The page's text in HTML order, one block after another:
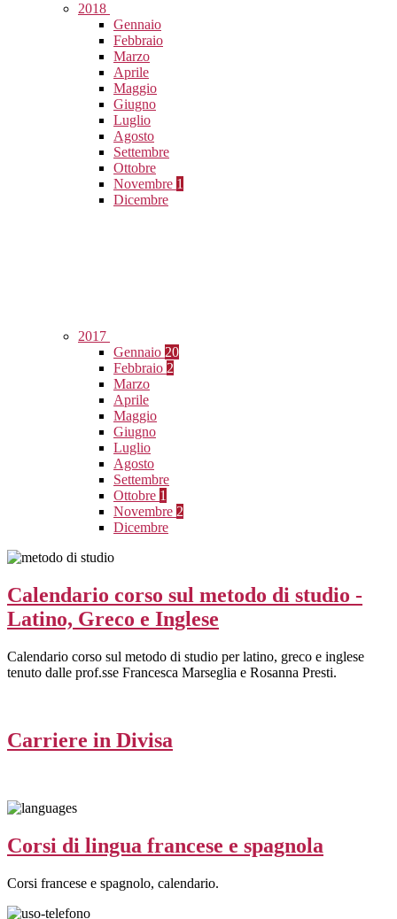
2018
Gennaio
Febbraio
Marzo
Aprile
Maggio
Giugno
Luglio
Agosto
Settembre
Ottobre
Novembre 1
Dicembre
2017
Gennaio 20
Febbraio 2
Marzo
Aprile
Maggio
Giugno
Luglio
Agosto
Settembre
Ottobre 1
Novembre 2
Dicembre
Calendario corso sul metodo di studio -
Latino, Greco e Inglese
Calendario corso sul metodo di studio per latino, greco e inglese
tenuto dalle prof.sse Francesca Marseglia e Rosanna Presti.
Carriere in Divisa
Corsi di lingua francese e spagnola
Corsi francese e spagnolo, calendario.